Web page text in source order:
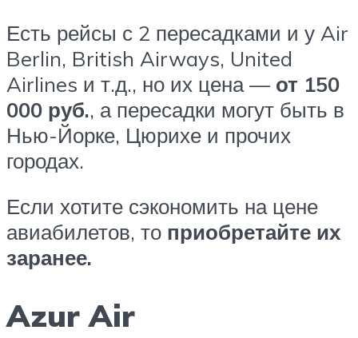
Есть рейсы с 2 пересадками и у Air
Berlin, British Airways, United
Airlines и т.д., но их цена — от 150
000 руб., а пересадки могут быть в
Нью-Йорке, Цюрихе и прочих
городах.
Если хотите сэкономить на цене
авиабилетов, то приобретайте их
заранее.
Azur Air